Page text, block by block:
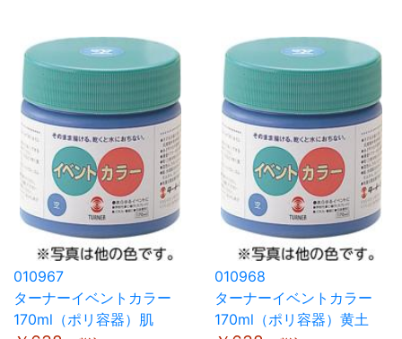
010967
ターナーイベントカラー
170ml（ポリ容器）肌
010968
ターナーイベントカラー
170ml（ポリ容器）黄土